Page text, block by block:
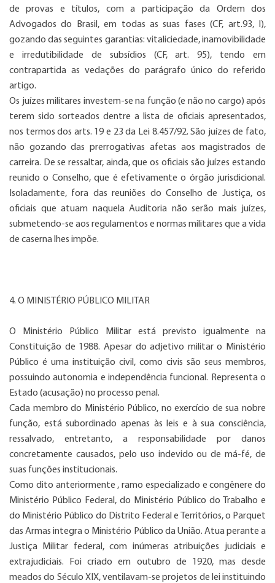
de provas e títulos, com a participação da Ordem dos
Advogados do Brasil, em todas as suas fases (CF, art.93, I),
gozando das seguintes garantias: vitaliciedade, inamovibilidade
e irredutibilidade de subsídios (CF, art. 95), tendo em
contrapartida as vedações do parágrafo único do referido
artigo.
Os juízes militares investem-se na função (e não no cargo) após
terem sido sorteados dentre a lista de oficiais apresentados,
nos termos dos arts. 19 e 23 da Lei 8.457/92. São juízes de fato,
não gozando das prerrogativas afetas aos magistrados de
carreira. De se ressaltar, ainda, que os oficiais são juízes estando
reunido o Conselho, que é efetivamente o órgão jurisdicional.
Isoladamente, fora das reuniões do Conselho de Justiça, os
oficiais que atuam naquela Auditoria não serão mais juízes,
submetendo-se aos regulamentos e normas militares que a vida
de caserna lhes impõe.
4. O MINISTÉRIO PÚBLICO MILITAR
O Ministério Público Militar está previsto igualmente na
Constituição de 1988. Apesar do adjetivo militar o Ministério
Público é uma instituição civil, como civis são seus membros,
possuindo autonomia e independência funcional. Representa o
Estado (acusação) no processo penal.
Cada membro do Ministério Público, no exercício de sua nobre
função, está subordinado apenas às leis e à sua consciência,
ressalvado, entretanto, a responsabilidade por danos
concretamente causados, pelo uso indevido ou de má-fé, de
suas funções institucionais.
Como dito anteriormente , ramo especializado e congênere do
Ministério Público Federal, do Ministério Público do Trabalho e
do Ministério Público do Distrito Federal e Territórios, o Parquet
das Armas integra o Ministério Público da União. Atua perante a
Justiça Militar federal, com inúmeras atribuições judiciais e
extrajudiciais. Foi criado em outubro de 1920, mas desde
meados do Século XIX, ventilavam-se projetos de lei instituindo